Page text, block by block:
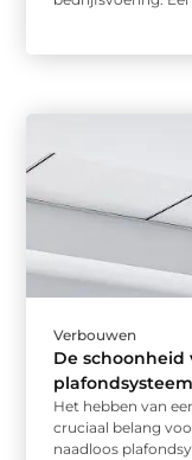
Verbouwen
De schoonheid
plafondsysteem
Het hebben van
cruciaal belang
naadloos